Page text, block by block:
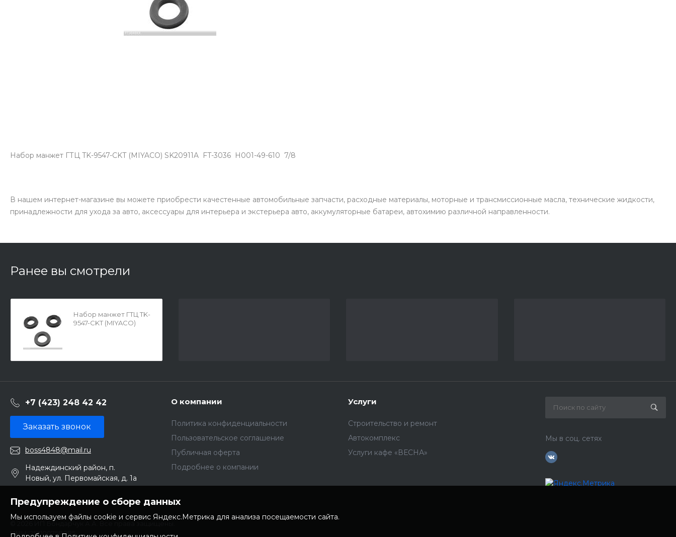
Набор манжет ГТЦ TK-9547-CKT (MIYACO) SK20911A FT-3036 H001-49-610 7/8
В нашем интернет-магазине вы можете приобрести качестенные автомобильные запчасти, расходные материалы, моторные и трансмиссионные масла, технические жидкости,
принадлежности для ухода за авто, аксессуары для интерьера и экстерьера авто, аккумуляторные батареи, автохимию различной направленности.
Ранее вы смотрели
Набор манжет ГТЦ TK-
9547-CKT (MIYACO)
+7 (423) 248 42 42
Заказать звонок
boss4848@mail.ru
Надеждинский район, п.
Новый, ул. Первомайская, д. 1а
О компании
Политика конфиденциальности
Пользовательское соглашение
Публичная оферта
Подробнее о компании
Услуги
Строительство и ремонт
Автокомплекс
Услуги кафе «ВЕСНА»
Мы в соц. сетях
© 2026 ИП Бондарчук А.А. Все права защищены.
ИНН: 252100758085
Предупреждение о сборе данных
Мы используем файлы cookie и сервис Яндекс.Метрика для анализа посещаемости сайта.